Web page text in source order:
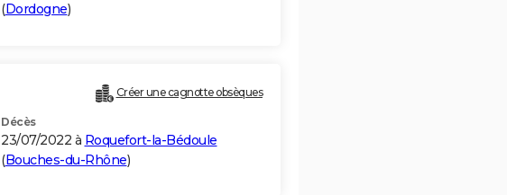
(Dordogne)
Créer une cagnotte obsèques
Décès
23/07/2022 à Roquefort-la-Bédoule
(Bouches-du-Rhône)